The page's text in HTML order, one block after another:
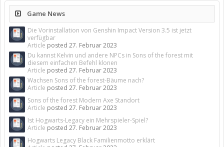
Game News
Die Vorinstallation von Genshin Impact Version 3.5 ist jetzt
verfügbar
Article posted 27. Februar 2023
Du kannst Kelvin und andere NPCs in Sons of the forest mit
diesem einfachen Befehl klonen
Article posted 27. Februar 2023
Wachsen Sons of the forest-Bäume nach?
Article posted 27. Februar 2023
Sons of the forest Modern Axe Standort
Article posted 27. Februar 2023
Ist Hogwarts-Legacy ein Mehrspieler-Spiel?
Article posted 27. Februar 2023
Hogwarts Legacy Black Familienmotto erklärt